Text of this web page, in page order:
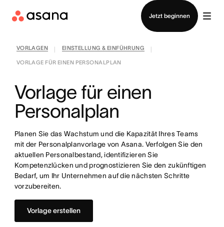
Jetzt beginnen
Vertrieb kontaktieren
VORLAGEN EINSTELLUNG & EINFÜHRUNG
VORLAGE FÜR EINEN PERSONALPLAN
Vorlage für einen
Personalplan
Planen Sie das Wachstum und die Kapazität Ihres Teams
mit der Personalplanvorlage von Asana. Verfolgen Sie den
aktuellen Personalbestand, identifizieren Sie
Kompetenzlücken und prognostizieren Sie den zukünftigen
Bedarf, um Ihr Unternehmen auf die nächsten Schritte
vorzubereiten.
Vorlage erstellen